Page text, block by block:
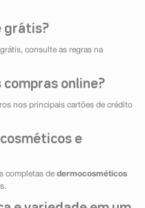
grátis?
consulte as regras na
compras online?
nos principais cartões de crédito
e
completas de dermocosméticos